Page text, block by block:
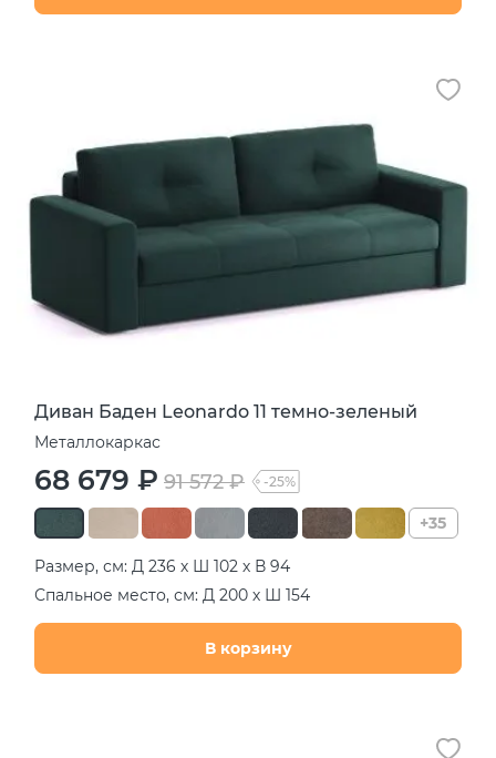
Диван Баден Leonardo 11 темно-зеленый
Металлокаркас
68 679 ₽ 91 572 ₽ -25%
+35
Размер, см: Д 236 х Ш 102 х В 94
Спальное место, см: Д 200 х Ш 154
В корзину